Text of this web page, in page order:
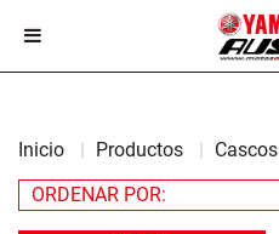
Inicio Productos Cascos